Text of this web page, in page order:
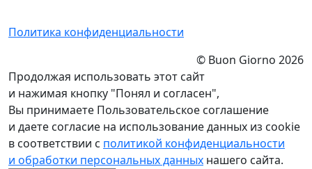
Политика конфиденциальности
© Buon Giorno 2026
Продолжая использовать этот сайт
и нажимая кнопку "Понял и согласен",
Вы принимаете Пользовательское соглашение
и даете согласие на использование данных из cookie
в соответствии с политикой конфиденциальности
и обработки персональных данных нашего сайта.